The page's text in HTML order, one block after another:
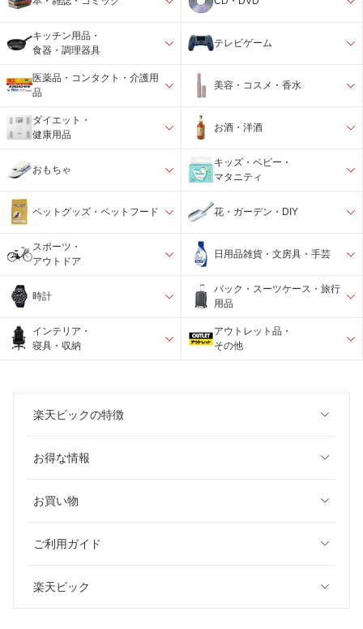
キッチン用品・
食器・調理器具
テレビゲーム
医薬品・コンタクト・介護用
品
美容・コスメ・香水
ダイエット・
健康用品
お酒・洋酒
おもちゃ
キッズ・ベビー・
マタニティ
ペットグッズ・ペットフード 花・ガーデン・DIY
スポーツ・
アウトドア
日用品雑貨・文房具・手芸
時計
バック・スーツケース・旅行
用品
インテリア・
寝具・収納
アウトレット品・
その他
楽天ビックの特徴
お得な情報
お買い物
ご利用ガイド
楽天ビック